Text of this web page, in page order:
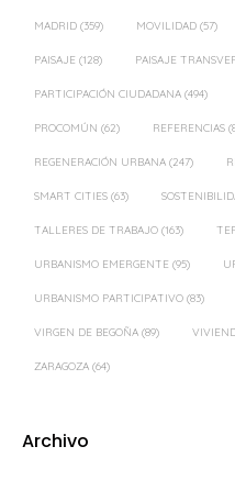
MADRID (359) MOVILIDAD (57)
PAISAJE (128) PAISAJE
PARTICIPACIÓN CIUDADANA (494)
PROCOMÚN (62) REFERENCIAS
REGENERACIÓN URBANA (247)
SMART CITIES (63)
TALLERES DE TRABAJO (163)
URBANISMO EMERGENTE (95)
URBANISMO PARTICIPATIVO (83)
VIRGEN DE BEGOÑA (89)
ZARAGOZA (64)
Archivo